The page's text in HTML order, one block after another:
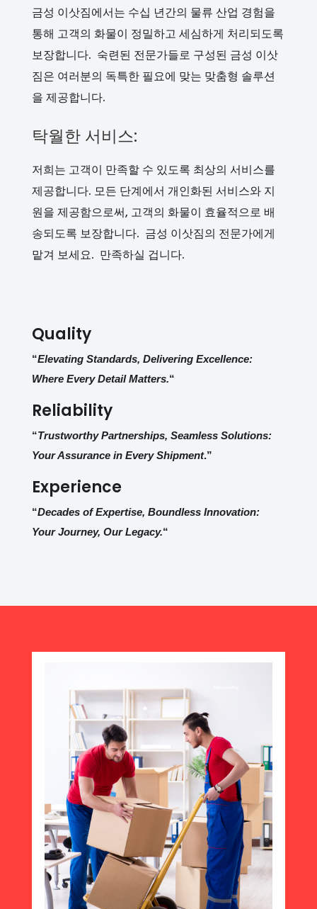
금성 이삿짐에서는 수십 년간의 물류 산업 경험을
통해 고객의 화물이 정밀하고 세심하게 처리되도록
보장합니다. 숙련된 전문가들로 구성된 금성 이삿
짐은 여러분의 독특한 필요에 맞는 맞춤형 솔루션
을 제공합니다.
탁월한 서비스:
저희는 고객이 만족할 수 있도록 최상의 서비스를
제공합니다. 모든 단계에서 개인화된 서비스와 지
원을 제공함으로써, 고객의 화물이 효율적으로 배
송되도록 보장합니다. 금성 이삿짐의 전문가에게
맡겨 보세요. 만족하실 겁니다.
Quality
“Elevating Standards, Delivering Excellence:
Where Every Detail Matters.“
Reliability
“Trustworthy Partnerships, Seamless Solutions:
Your Assurance in Every Shipment.”
Experience
“Decades of Expertise, Boundless Innovation:
Your Journey, Our Legacy.“